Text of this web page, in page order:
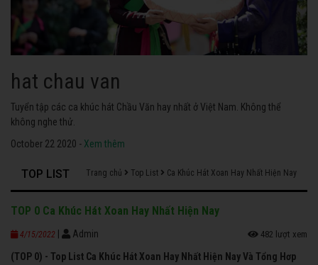
hat chau van
Tuyển tập các ca khúc hát Chầu Văn hay nhất ở Việt Nam. Không thể
không nghe thử.
October 22 2020 - Xem thêm
TOP LIST Trang chủ Top List Ca Khúc Hát Xoan Hay Nhất Hiện Nay
TOP 0 Ca Khúc Hát Xoan Hay Nhất Hiện Nay
4/15/2022 Admin 482 lượt xem
(TOP 0) - Top List Ca Khúc Hát Xoan Hay Nhất Hiện Nay Và Tổng Hơp